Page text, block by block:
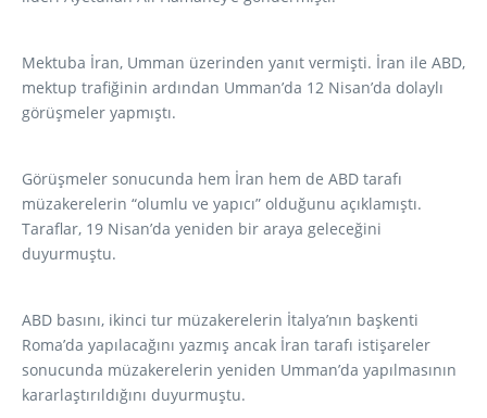
Mektuba İran, Umman üzerinden yanıt vermişti. İran ile ABD,
mektup trafiğinin ardından Umman’da 12 Nisan’da dolaylı
görüşmeler yapmıştı.
Görüşmeler sonucunda hem İran hem de ABD tarafı
müzakerelerin “olumlu ve yapıcı” olduğunu açıklamıştı.
Taraflar, 19 Nisan’da yeniden bir araya geleceğini
duyurmuştu.
ABD basını, ikinci tur müzakerelerin İtalya’nın başkenti
Roma’da yapılacağını yazmış ancak İran tarafı istişareler
sonucunda müzakerelerin yeniden Umman’da yapılmasının
kararlaştırıldığını duyurmuştu.